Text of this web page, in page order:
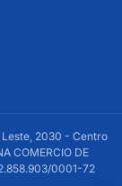
2030 - Centro
COMERCIO DE
0001-72